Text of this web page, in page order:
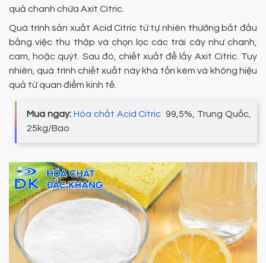
quả chanh chứa Axit Citric.
Quá trình sản xuất Acid Citric từ tự nhiên thường bắt đầu
bằng việc thu thập và chọn lọc các trái cây như chanh,
cam, hoặc quýt. Sau đó, chiết xuất để lấy Axit Citric. Tuy
nhiên, quá trình chiết xuất này khá tốn kém và không hiệu
quả từ quan điểm kinh tế.
Mua ngay: Hóa chất Acid Citric 99,5%, Trung Quốc,
25kg/Bao